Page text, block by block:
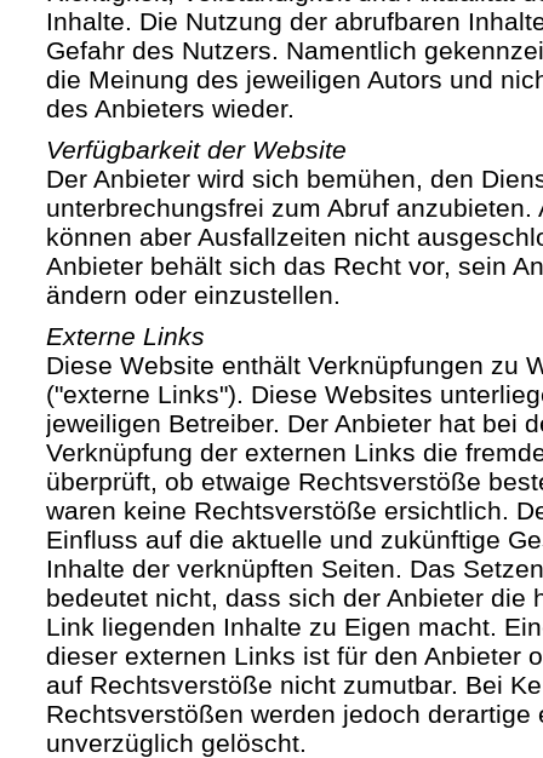
Inhalte. Die Nutzung der abrufbaren
Gefahr des Nutzers. Namentlich
die Meinung des jeweiligen Autors und
des Anbieters wieder.
Verfügbarkeit der Website
Der Anbieter wird sich bemühen, den
unterbrechungsfrei zum Abruf anzubieten.
können aber Ausfallzeiten nicht
Anbieter behält sich das Recht vor, sein
ändern oder einzustellen.
Externe Links
Diese Website enthält Verknüpfungen zu
("externe Links"). Diese Websites
jeweiligen Betreiber. Der Anbieter hat bei
Verknüpfung der externen Links die
überprüft, ob etwaige Rechtsverstöße
waren keine Rechtsverstöße ersichtlich.
Einfluss auf die aktuelle und zukünftige
Inhalte der verknüpften Seiten. Das
bedeutet nicht, dass sich der Anbieter die
Link liegenden Inhalte zu Eigen macht.
dieser externen Links ist für den Anbieter
auf Rechtsverstöße nicht zumutbar. Bei
Rechtsverstößen werden jedoch derartige
unverzüglich gelöscht.